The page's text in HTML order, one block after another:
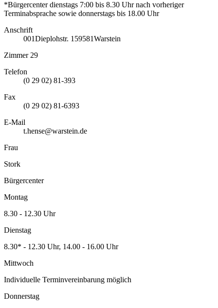
*Bürgercenter dienstags 7:00 bis 8.30 Uhr nach vorheriger
Terminabsprache sowie donnerstags bis 18.00 Uhr
Anschrift
001Dieplohstr. 1 59581Warstein
Zimmer 29
Telefon
(0 29 02) 81-393
Fax
(0 29 02) 81-6393
E-Mail
t.hense@warstein.de
Frau
Stork
Bürgercenter
Montag
8.30 - 12.30 Uhr
Dienstag
8.30* - 12.30 Uhr, 14.00 - 16.00 Uhr
Mittwoch
Individuelle Terminvereinbarung möglich
Donnerstag